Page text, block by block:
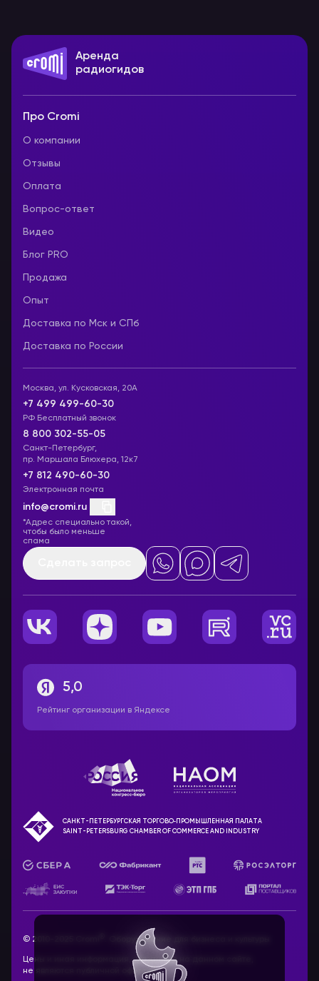
подборку
гарантировано.
Аренда
радиогидов
Про Cromi
О компании
Отзывы
Оплата
Вопрос-ответ
Видео
Блог PRO
Продажа
Опыт
Доставка по Мск и СПб
Доставка по России
Москва, ул. Кусковская, 20А
+7 499 499-60-30
РФ Бесплатный звонок
8 800 302-55-05
Санкт-Петербург,
пр. Маршала Блюхера, 12к7
+7 812 490-60-30
Электронная почта
info@cromi.ru
*Адрес специально такой,
чтобы было меньше
спама
5,0
Рейтинг организации в Яндексе
САНКТ-ПЕТЕРБУРГСКАЯ ТОРГОВО‑ПРОМЫШЛЕННАЯ ПАЛАТА
SAINT-PETERSBURG CHAMBER OF COMMERCE AND INDUSTRY
© 2010-2025 Cromi . Оборудование для бизнеса и культуры
Цены и иная информация, указанные на данном сайте,
не являются публичной офертой.